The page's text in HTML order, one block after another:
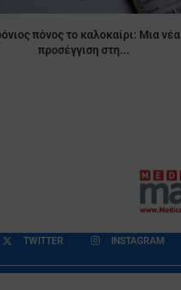
πόνος το καλοκαίρι: Μια νέα
προσέγγιση στη...
TWITTER INSTAGRAM